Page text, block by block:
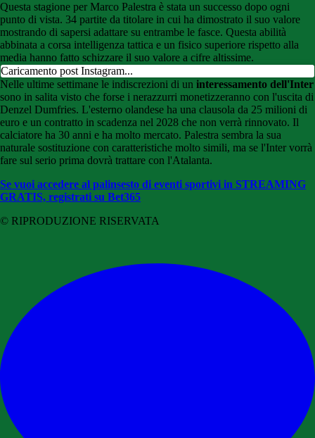
Questa stagione per Marco Palestra è stata un successo dopo ogni
punto di vista. 34 partite da titolare in cui ha dimostrato il suo valore
mostrando di sapersi adattare su entrambe le fasce. Questa abilità
abbinata a corsa intelligenza tattica e un fisico superiore rispetto alla
media hanno fatto schizzare il suo valore a cifre altissime.
Caricamento post Instagram...
Nelle ultime settimane le indiscrezioni di un interessamento dell'Inter
sono in salita visto che forse i nerazzurri monetizzeranno con l'uscita di
Denzel Dumfries. L'esterno olandese ha una clausola da 25 milioni di
euro e un contratto in scadenza nel 2028 che non verrà rinnovato. Il
calciatore ha 30 anni e ha molto mercato. Palestra sembra la sua
naturale sostituzione con caratteristiche molto simili, ma se l'Inter vorrà
fare sul serio prima dovrà trattare con l'Atalanta.
Se vuoi accedere al palinsesto di eventi sportivi in STREAMING
GRATIS, registrati su Bet365
© RIPRODUZIONE RISERVATA